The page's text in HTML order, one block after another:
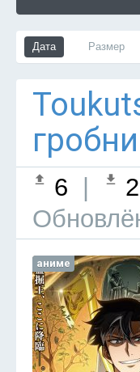
Дата Размер
6 2
аниме